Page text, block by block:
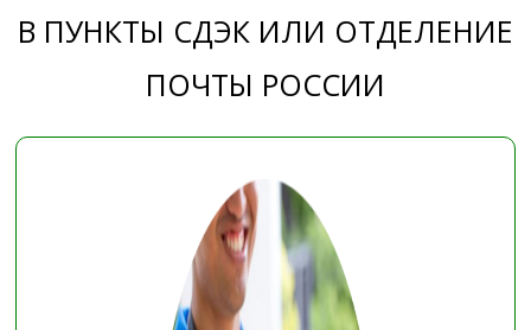
В ПУНКТЫ СДЭК ИЛИ ОТДЕЛЕНИЕ
ПОЧТЫ РОССИИ